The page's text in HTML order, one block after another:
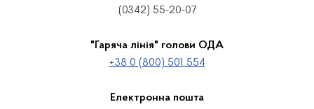
(0342) 55-20-07
"Гаряча лінія" голови ОДА
+38 0 (800) 501 554
Електронна пошта